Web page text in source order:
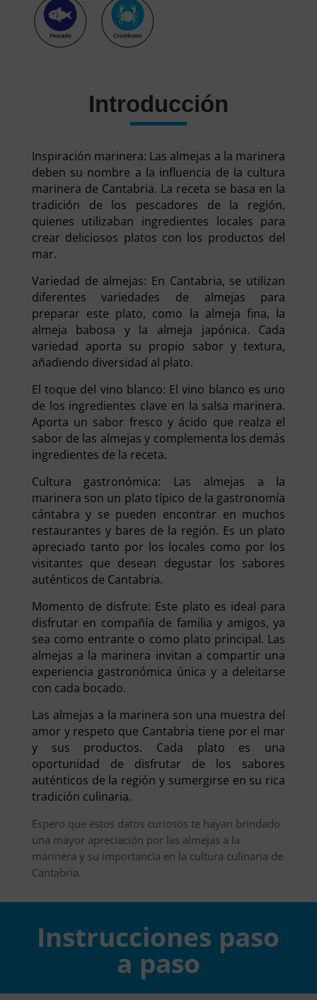
Introducción
Inspiración marinera: Las almejas a la marinera
deben su nombre a la influencia de la cultura
marinera de Cantabria. La receta se basa en la
tradición de los pescadores de la región,
quienes utilizaban ingredientes locales para
crear deliciosos platos con los productos del
mar.
Variedad de almejas: En Cantabria, se utilizan
diferentes variedades de almejas para
preparar este plato, como la almeja fina, la
almeja babosa y la almeja japónica. Cada
variedad aporta su propio sabor y textura,
añadiendo diversidad al plato.
El toque del vino blanco: El vino blanco es uno
de los ingredientes clave en la salsa marinera.
Aporta un sabor fresco y ácido que realza el
sabor de las almejas y complementa los demás
ingredientes de la receta.
Cultura gastronómica: Las almejas a la
marinera son un plato típico de la gastronomía
cántabra y se pueden encontrar en muchos
restaurantes y bares de la región. Es un plato
apreciado tanto por los locales como por los
visitantes que desean degustar los sabores
auténticos de Cantabria.
Momento de disfrute: Este plato es ideal para
disfrutar en compañía de familia y amigos, ya
sea como entrante o como plato principal. Las
almejas a la marinera invitan a compartir una
experiencia gastronómica única y a deleitarse
con cada bocado.
Las almejas a la marinera son una muestra del
amor y respeto que Cantabria tiene por el mar
y sus productos. Cada plato es una
oportunidad de disfrutar de los sabores
auténticos de la región y sumergirse en su rica
tradición culinaria.
Espero que estos datos curiosos te hayan brindado
una mayor apreciación por las almejas a la
marinera y su importancia en la cultura culinaria de
Cantabria.
Instrucciones paso
a paso